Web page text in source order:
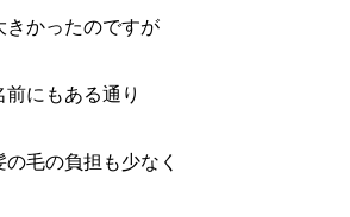
きかったのですが
にもある通り
毛の負担も少なく